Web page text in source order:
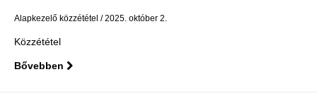
Alapkezelő közzététel 2025. október 2.
Közzététel
Bővebben